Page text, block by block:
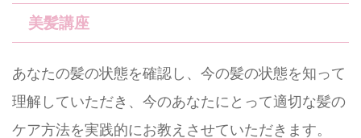
美髪講座
あなたの髪の状態を確認し、今の髪の状態を知って
理解していただき、今のあなたにとって適切な髪の
ケア方法を実践的にお教えさせていただきます。